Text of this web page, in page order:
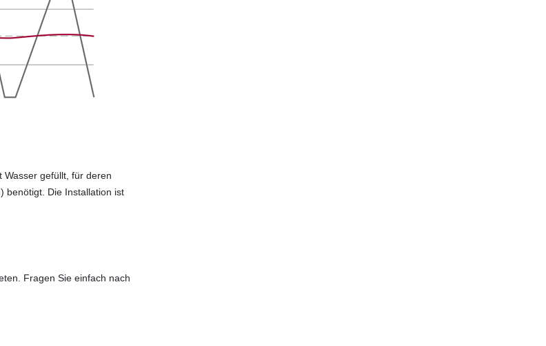
Wasser gefüllt, für deren
benötigt. Die Installation ist
Fragen Sie einfach nach